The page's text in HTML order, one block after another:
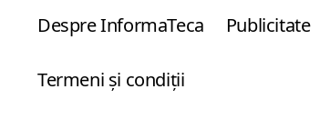
Despre InformaTeca Publicitate
Termeni şi condiţii